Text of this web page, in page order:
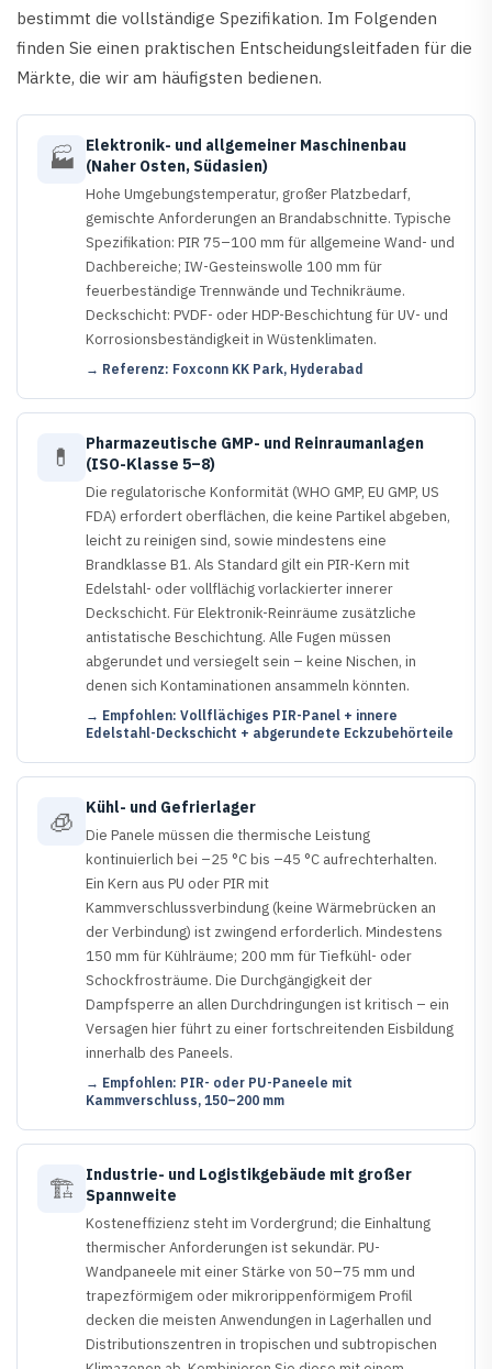
bestimmt die vollständige Spezifikation. Im Folgenden
finden Sie einen praktischen Entscheidungsleitfaden für die
Märkte, die wir am häufigsten bedienen.
🏭
Elektronik- und allgemeiner Maschinenbau
(Naher Osten, Südasien)
Hohe Umgebungstemperatur, großer Platzbedarf,
gemischte Anforderungen an Brandabschnitte. Typische
Spezifikation: PIR 75–100 mm für allgemeine Wand- und
Dachbereiche; IW-Gesteinswolle 100 mm für
feuerbeständige Trennwände und Technikräume.
Deckschicht: PVDF- oder HDP-Beschichtung für UV- und
Korrosionsbeständigkeit in Wüstenklimaten.
→ Referenz: Foxconn KK Park, Hyderabad
💊
Pharmazeutische GMP- und Reinraumanlagen
(ISO-Klasse 5–8)
Die regulatorische Konformität (WHO GMP, EU GMP, US
FDA) erfordert oberflächen, die keine Partikel abgeben,
leicht zu reinigen sind, sowie mindestens eine
Brandklasse B1. Als Standard gilt ein PIR-Kern mit
Edelstahl- oder vollflächig vorlackierter innerer
Deckschicht. Für Elektronik-Reinräume zusätzliche
antistatische Beschichtung. Alle Fugen müssen
abgerundet und versiegelt sein – keine Nischen, in
denen sich Kontaminationen ansammeln könnten.
→ Empfohlen: Vollflächiges PIR-Panel + innere
Edelstahl-Deckschicht + abgerundete Eckzubehörteile
🧊 Kühl- und Gefrierlager
Die Panele müssen die thermische Leistung
kontinuierlich bei –25 °C bis –45 °C aufrechterhalten.
Ein Kern aus PU oder PIR mit
Kammverschlussverbindung (keine Wärmebrücken an
der Verbindung) ist zwingend erforderlich. Mindestens
150 mm für Kühlräume; 200 mm für Tiefkühl- oder
Schockfrosträume. Die Durchgängigkeit der
Dampfsperre an allen Durchdringungen ist kritisch – ein
Versagen hier führt zu einer fortschreitenden Eisbildung
innerhalb des Paneels.
→ Empfohlen: PIR- oder PU-Paneele mit
Kammverschluss, 150–200 mm
🏗️
Industrie- und Logistikgebäude mit großer
Spannweite
Kosteneffizienz steht im Vordergrund; die Einhaltung
thermischer Anforderungen ist sekundär. PU-
Wandpaneele mit einer Stärke von 50–75 mm und
trapezförmigem oder mikrorippenförmigem Profil
decken die meisten Anwendungen in Lagerhallen und
Distributionszentren in tropischen und subtropischen